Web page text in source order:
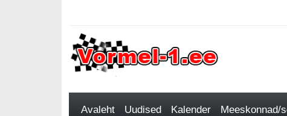
Avaleht Uudised Kalender Meeskonnad/